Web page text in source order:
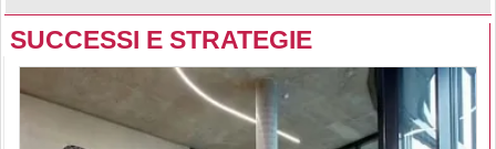
SUCCESSI E STRATEGIE